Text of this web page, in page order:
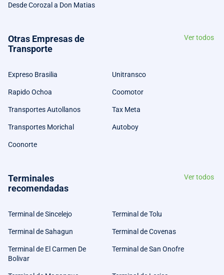
Desde Corozal a Don Matias
Otras Empresas de
Transporte
Ver todos
Expreso Brasilia Unitransco
Rapido Ochoa Coomotor
Transportes Autollanos Tax Meta
Transportes Morichal Autoboy
Coonorte
Terminales
recomendadas
Ver todos
Terminal de Sincelejo Terminal de Tolu
Terminal de Sahagun Terminal de Covenas
Terminal de El Carmen De
Bolivar
Terminal de San Onofre